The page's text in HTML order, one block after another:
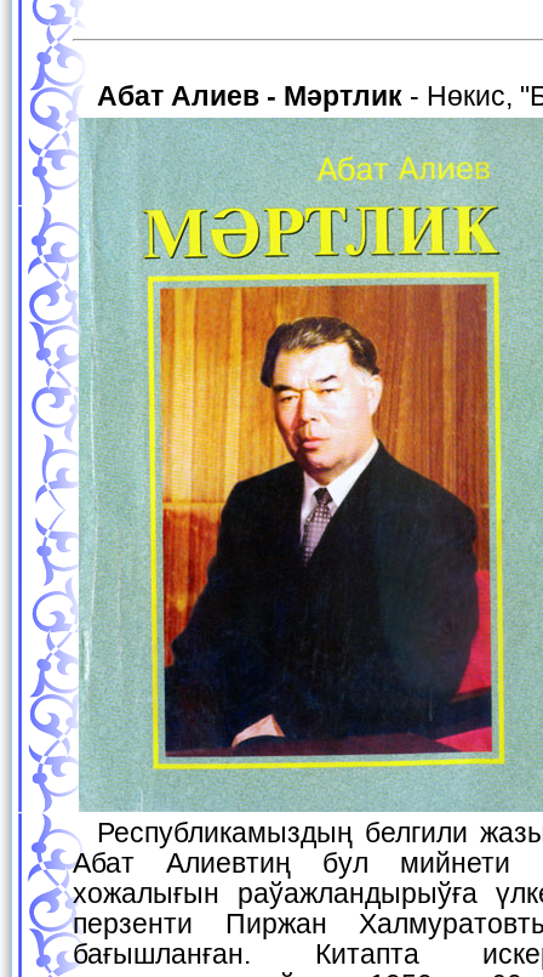
Абат Алиев - Мәртлик - Нөкис,
Республикамыздың белгили жазыўшыларының бири
Абат Алиевтиң бул
хожалығын раўажландырыўға
перзенти Пиржан
бағышланған. Китапта